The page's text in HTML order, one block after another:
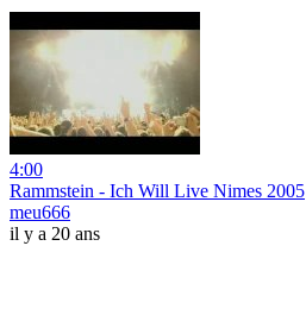
4:00
Rammstein - Ich Will Live Nimes 2005
meu666
il y a 20 ans